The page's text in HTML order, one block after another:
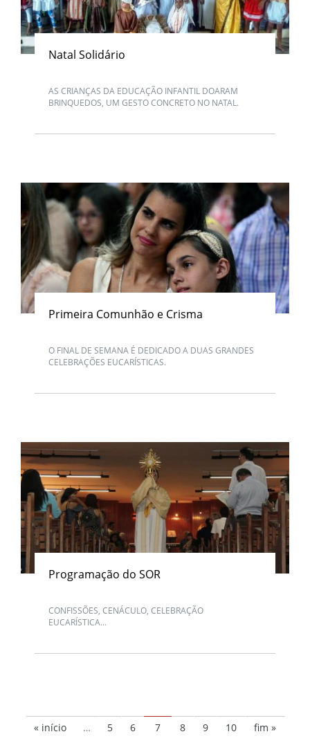
Natal Solidário
AS CRIANÇAS DA EDUCAÇÃO INFANTIL DOARAM
BRINQUEDOS, UM GESTO CONCRETO NO NATAL.
Primeira Comunhão e Crisma
O FINAL DE SEMANA É DEDICADO A DUAS GRANDES
CELEBRAÇÕES EUCARÍSTICAS.
Programação do SOR
CONFISSÕES, CENÁCULO, CELEBRAÇÃO
EUCARÍSTICA...
« início … 5 6 7 8 9 10 fim »